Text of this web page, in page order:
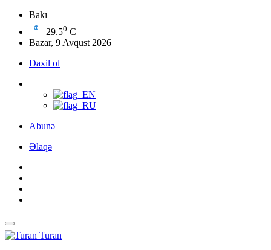
Bakı
29.50 C
Bazar, 9 Avqust 2026
Daxil ol
Abunə
Əlaqə
Turan